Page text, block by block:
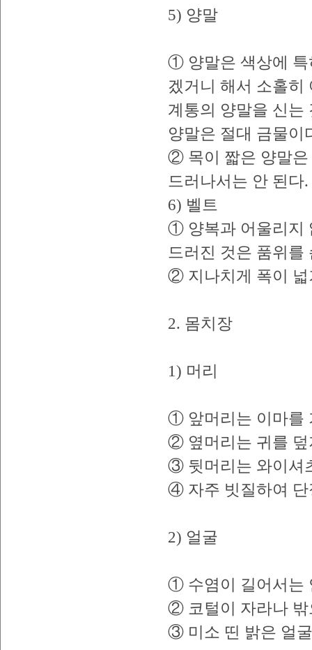
5) 양말
① 양말은 색상에 특
겠거니 해서 소홀히
계통의 양말을 신는
양말은 절대 금물이
② 목이 짧은 양말은
드러나서는 안 된다.
6) 벨트
① 양복과 어울리지
드러진 것은 품위를
② 지나치게 폭이 넓
2. 몸치장
1) 머리
① 앞머리는 이마를
② 옆머리는 귀를 덮
③ 뒷머리는 와이셔
④ 자주 빗질하여 단
2) 얼굴
① 수염이 길어서는
② 코털이 자라나 밖
③ 미소 띤 밝은 얼